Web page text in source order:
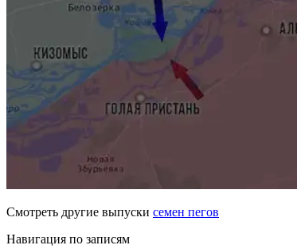
Смотреть другие выпуски семен пегов
Навигация по записям